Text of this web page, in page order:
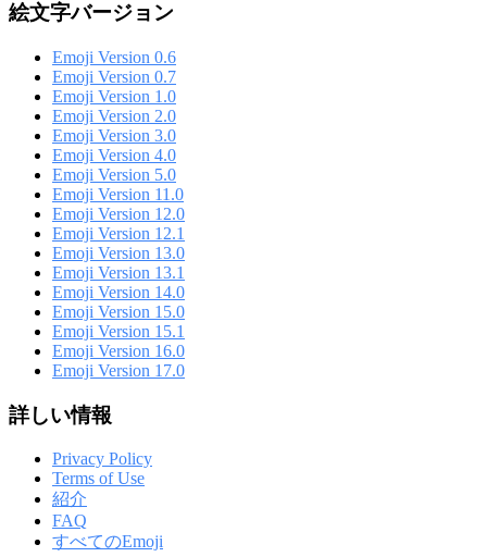
絵文字バージョン
Emoji Version 0.6
Emoji Version 0.7
Emoji Version 1.0
Emoji Version 2.0
Emoji Version 3.0
Emoji Version 4.0
Emoji Version 5.0
Emoji Version 11.0
Emoji Version 12.0
Emoji Version 12.1
Emoji Version 13.0
Emoji Version 13.1
Emoji Version 14.0
Emoji Version 15.0
Emoji Version 15.1
Emoji Version 16.0
Emoji Version 17.0
詳しい情報
Privacy Policy
Terms of Use
紹介
FAQ
すべてのEmoji